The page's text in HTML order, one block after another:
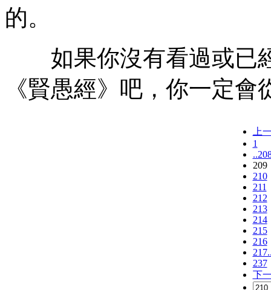
的。
如果你沒有看過或已
《賢愚經》吧，你一定
上
1
209
210
211
212
213
214
215
216
237
下